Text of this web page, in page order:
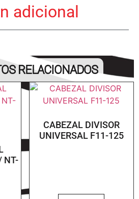
adicional
RELACIONADOS
NT-
CABEZAL DIVISOR
UNIVERSAL F11-125